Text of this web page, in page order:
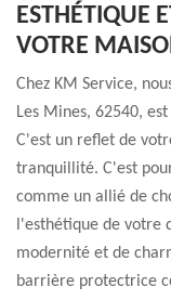
ESTHÉTIQUE
VOTRE
Chez KM Service,
Les Mines, 62540,
C'est un reflet de
tranquillité. C'est
comme un allié de
l'esthétique de votre
modernité et de
barrière protectrice